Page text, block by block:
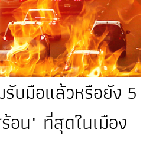
บมือแล้วหรือยัง 5
อน" ที่สุดในเมือง